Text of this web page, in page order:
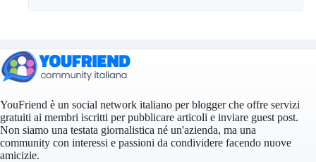
YouFriend è un social network italiano per blogger che offre servizi
gratuiti ai membri iscritti per pubblicare articoli e inviare guest post.
Non siamo una testata giornalistica né un'azienda, ma una
community con interessi e passioni da condividere facendo nuove
amicizie.